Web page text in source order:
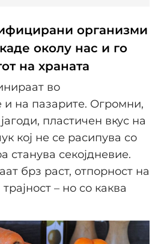
организми
околу нас и го
на храната
во
и на пазарите. Огромни,
јагоди, пластичен вкус на
кој не се расипува со
станува секојдневие.
брз раст, отпорност на
– но со каква